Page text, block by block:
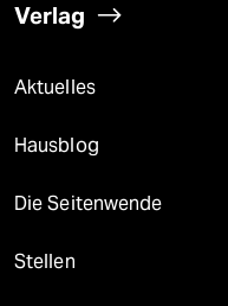
Verlag
Aktuelles
Hausblog
Die Seitenwende
Stellen